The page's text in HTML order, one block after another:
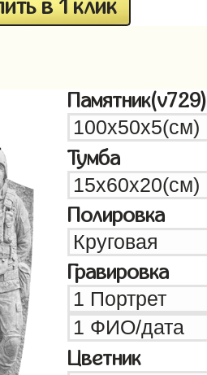
в 1 клик
Памятник(v729)
Тумба
Полировка
Гравировка
Цветник